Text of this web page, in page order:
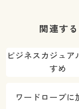
関連す
ビジネスカジュア
すめ
ワードローブに